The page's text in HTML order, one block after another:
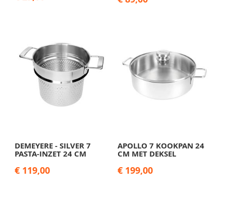
DEMEYERE - SILVER 7
PASTA-INZET 24 CM
€ 119,00
APOLLO 7 KOOKPAN 24
CM MET DEKSEL
€ 199,00